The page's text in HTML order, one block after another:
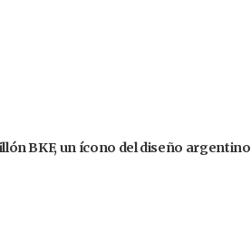
BKF, un ícono del diseño argentino